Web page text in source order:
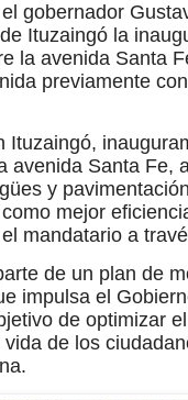
gobernador
Ituzaingó la
la avenida Santa
previamente
Ituzaingó,
avenida Santa Fe,
y
mejor
el mandatario a
de un plan de
impulsa el
de optimizar
de los